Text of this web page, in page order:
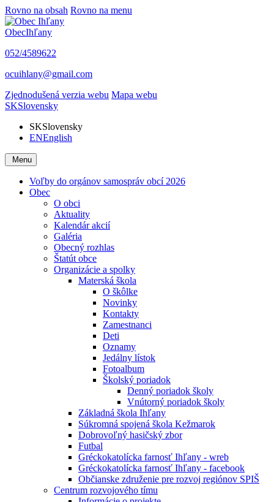
Rovno na obsah Rovno na menu
ObecIhľany
052/4589622
ocuihlany@gmail.com
Zjednodušená verzia webu Mapa webu
SKSlovensky
SKSlovensky
ENEnglish
Menu
Voľby do orgánov samospráv obcí 2026
Obec
O obci
Aktuality
Kalendár akcií
Galéria
Obecný rozhlas
Štatút obce
Organizácie a spolky
Materská škola
O škôlke
Novinky
Kontakty
Zamestnanci
Deti
Oznamy
Jedálny lístok
Fotoalbum
Školský poriadok
Denný poriadok školy
Vnútorný poriadok školy
Základná škola Ihľany
Súkromná spojená škola Kežmarok
Dobrovoľný hasičský zbor
Futbal
Gréckokatolícka farnosť Ihľany - wreb
Gréckokatolícka farnosť Ihľany - facebook
Občianske združenie pre rozvoj regiónov SPIŠ
Centrum rozvojového tímu